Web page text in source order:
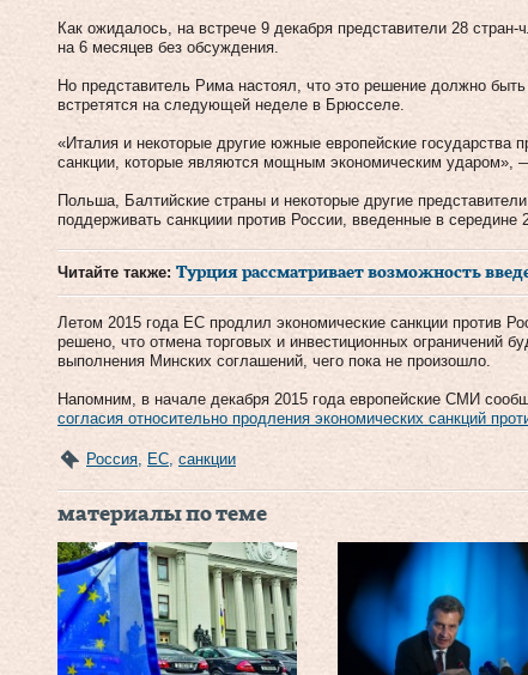
Как ожидалось, на встрече 9 декабря представители 28
на 6 месяцев без обсуждения.
Но представитель Рима настоял, что это решение должно
встретятся на следующей неделе в Брюсселе.
«Италия и некоторые другие южные европейские государства
санкции, которые являются мощным экономическим ударом»,
Польша, Балтийские страны и некоторые другие
поддерживать санкциии против России, введенные в середине
Читайте также: Турция рассматривает возможность
Летом 2015 года ЕС продлил экономические санкции против
решено, что отмена торговых и инвестиционных ограничений
выполнения Минских соглашений, чего пока не произошло.
Напомним, в начале декабря 2015 года европейские СМИ
согласия относительно продления экономических санкций
Россия, ЕС, санкции
материалы по теме